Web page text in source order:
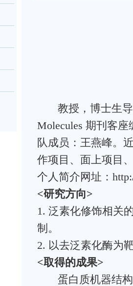
教授，博士生导
Molecules 期刊客
队成员：王燕峰。
作项目、面上项目
个人简介网址：
<研究方向>
1. 泛素化修饰相关
制。
2. 以去泛素化酶为
<取得的成果>
蛋白质机器结构